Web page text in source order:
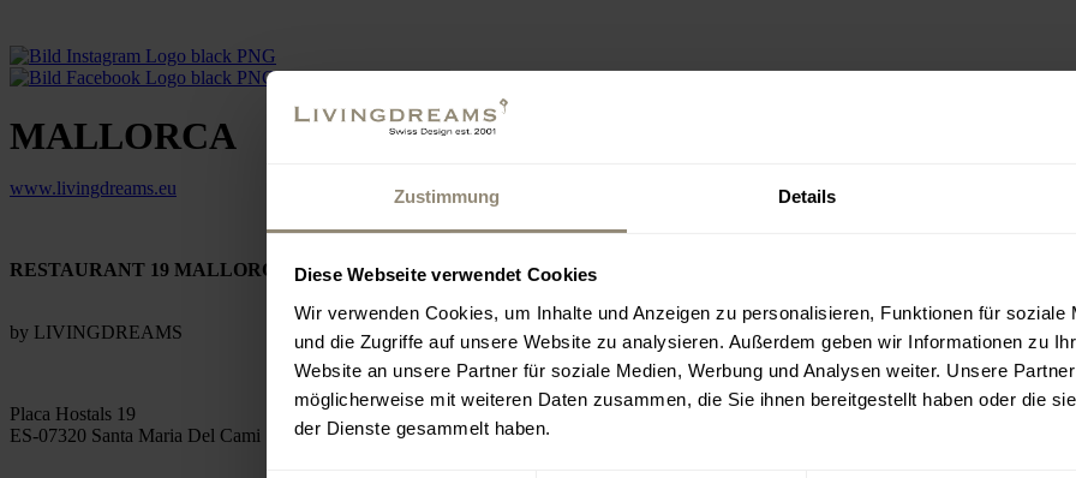
Zustimmung Details
Diese Webseite verwendet Cookies
Wir verwenden Cookies, um Inhalte und Anzeigen zu personalisieren, Funktionen für soziale
und die Zugriffe auf unsere Website zu analysieren. Außerdem geben wir Informationen zu
Website an unsere Partner für soziale Medien, Werbung und Analysen weiter. Unsere
möglicherweise mit weiteren Daten zusammen, die Sie ihnen bereitgestellt haben oder die
der Dienste gesammelt haben.
MALLORCA
www.livingdreams.eu
RESTAURANT 19 MALLORCA
by LIVINGDREAMS
Placa Hostals 19
ES-07320 Santa Maria Del Cami